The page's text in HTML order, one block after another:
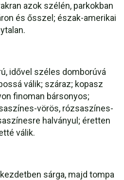
azok szélén, parkokban
és ősszel; észak-amerikai
idővel széles domborúvá
válik; száraz; kopasz
finoman bársonyos;
vörös, rózsaszínes-
halványul; éretten
válik.
sárga, majd tompa